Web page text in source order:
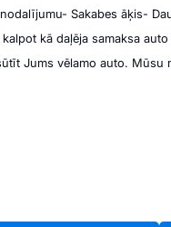
- Sakabes āķis-
kā daļēja samaksa auto
Jums vēlamo auto. Mūsu